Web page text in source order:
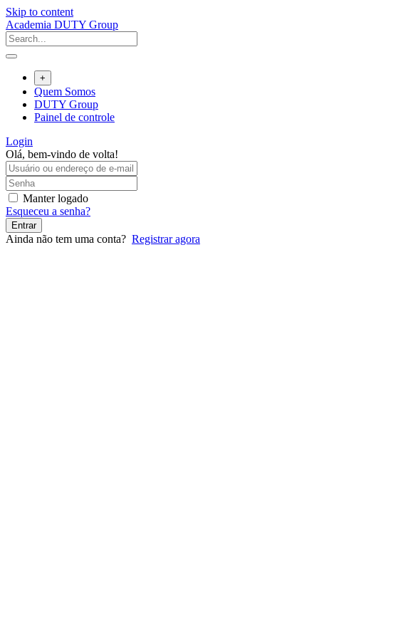
Skip to content
Academia DUTY Group
+
Quem Somos
DUTY Group
Painel de controle
Login
Olá, bem-vindo de volta!
Manter logado
Esqueceu a senha?
Entrar
Ainda não tem uma conta? Registrar agora